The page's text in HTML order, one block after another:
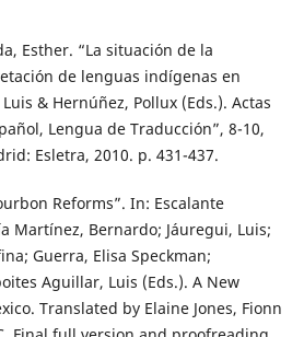
Esther. “La situación de la
de lenguas indígenas en
& Hernúñez, Pollux (Eds.). Actas
Lengua de Traducción”, 8-10,
Esletra, 2010. p. 431-437.
Reforms”. In: Escalante
Martínez, Bernardo; Jáuregui, Luis;
Guerra, Elisa Speckman;
Aguillar, Luis (Eds.). A New
Translated by Elaine Jones, Fionn